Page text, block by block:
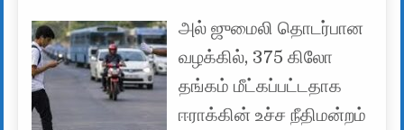
அல் ஜுமைலி தொடர்பான
வழக்கில், 375 கிலோ
தங்கம் மீட்கப்பட்டதாக
ஈராக்கின் உச்ச நீதிமன்றம்